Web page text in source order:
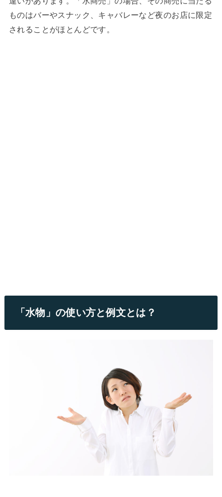
ものはバーやスナック、キャバレーなど夜のお店に限定
されることがほとんどです。
「水物」の使い方と例文とは？